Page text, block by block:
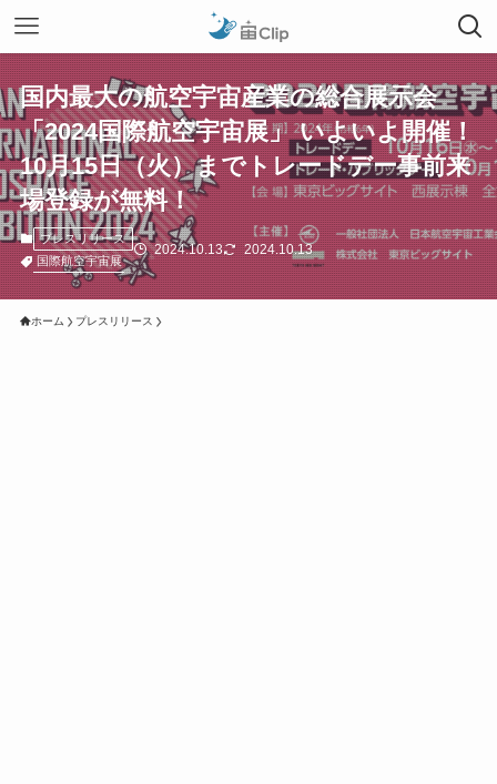
国内最大の航空宇宙産業の総合展示会
「2024国際航空宇宙展」 いよいよ開催！
10月15日（火）までトレードデー事前来
場登録が無料！
プレスリリース
国際航空宇宙展
2024.10.13 2024.10.13
ホーム プレスリリース